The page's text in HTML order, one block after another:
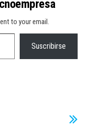
to your email.
Suscribirse